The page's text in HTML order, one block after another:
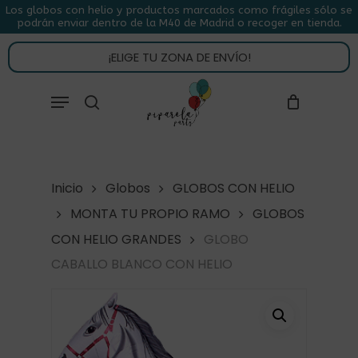
Skip
to
main
content
Los globos con helio y productos marcados como frágiles sólo se
podrán enviar dentro de la M40 de Madrid o recoger en tienda.
¡ELIGE TU ZONA DE ENVÍO!
Menu
CARRITO CLOSE
CART
Inicio Globos
GLOBOS CON HELIO
MONTA TU PROPIO RAMO
GLOBOS
CON HELIO GRANDES
GLOBO
CABALLO BLANCO CON HELIO
Menu